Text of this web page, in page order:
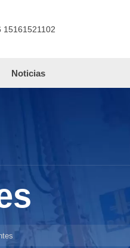
15161521102
Noticias